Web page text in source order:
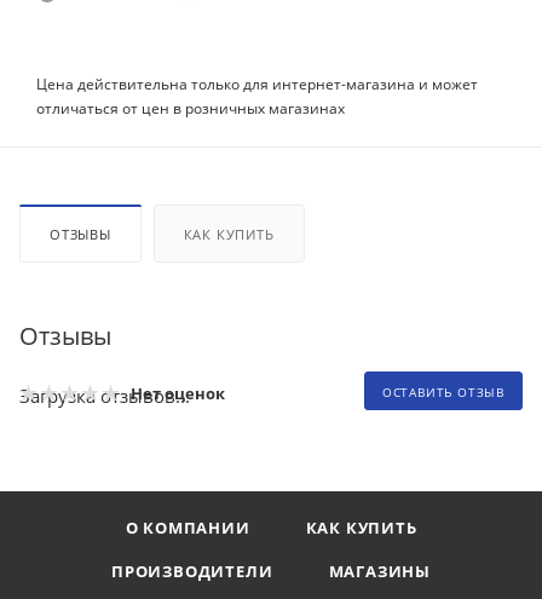
Цена действительна только для интернет-магазина и может
отличаться от цен в розничных магазинах
ОТЗЫВЫ КАК КУПИТЬ
Отзывы
Нет оценок ОСТАВИТЬ ОТЗЫВ
Загрузка отзывов...
О КОМПАНИИ
КАК КУПИТЬ
ПРОИЗВОДИТЕЛИ
МАГАЗИНЫ